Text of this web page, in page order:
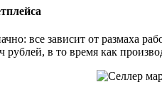
все зависит от размаха
рублей, в то время как